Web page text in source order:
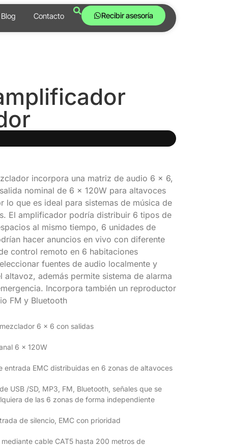
Blog Contacto Recibir asesoría
incorpora una matriz de audio 6 × 6,
nominal de 6 x 120W para altavoces
lo que es ideal para sistemas de música de
El amplificador podría distribuir 6 tipos de
al mismo tiempo, 6 unidades de
hacer anuncios en vivo con diferente
control remoto en 6 habitaciones
fuentes de audio localmente y
altavoz, además permite sistema de alarma
Incorpora también un reproductor
FM y Bluetooth
6 × 6 con salidas
6 x 120W
entrada EMC distribuidas en 6 zonas de altavoces
USB /SD, MP3, FM, Bluetooth, señales que se
de las 6 zonas de forma independiente
de silencio, EMC con prioridad
cable CAT5 hasta 200 metros de